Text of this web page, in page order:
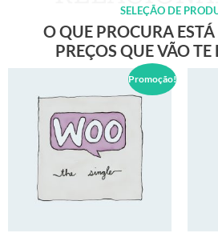
SELEÇÃO DE
O QUE PROCURA
PREÇOS QUE VÃO
Promoção!